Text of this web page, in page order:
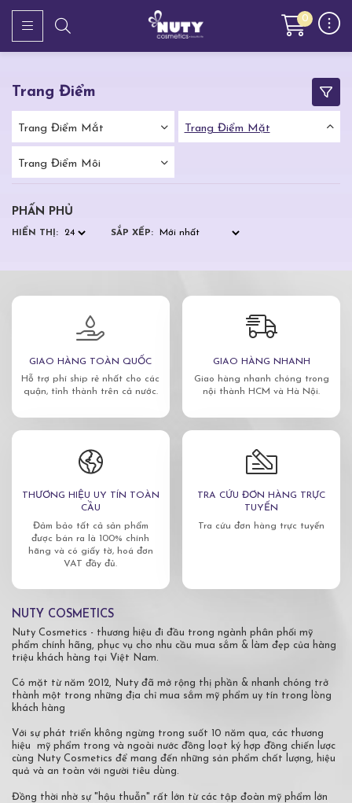
0
Trang Điểm
Trang Điểm Mắt Trang Điểm Mặt
Trang Điểm Môi
PHẤN PHỦ
HIỂN THỊ: SẮP XẾP:
GIAO HÀNG TOÀN QUỐC
Hỗ trợ phí ship rẻ nhất cho các
quận, tỉnh thành trên cả nước.
GIAO HÀNG NHANH
Giao hàng nhanh chóng trong
nội thành HCM và Hà Nội.
THƯƠNG HIỆU UY TÍN TOÀN
CẦU
Đảm bảo tất cả sản phẩm
được bán ra là 100% chính
hãng và có giấy tờ, hoá đơn
VAT đầy đủ.
TRA CỨU ĐƠN HÀNG TRỰC
TUYẾN
Tra cứu đơn hàng trực tuyến
NUTY COSMETICS
Nuty Cosmetics - thương hiệu đi đầu trong ngành phân phối mỹ
phẩm chính hãng, phục vụ cho nhu cầu mua sắm & làm đẹp của hàng
triệu khách hàng tại Việt Nam.
Có mặt từ năm 2012, Nuty đã mở rộng thị phần & nhanh chóng trở
thành một trong những địa chỉ mua sắm mỹ phẩm uy tín trong lòng
khách hàng
Với sự phát triển không ngừng trong suốt 10 năm qua, các thương
hiệu mỹ phẩm trong và ngoài nước đồng loạt ký hợp đồng chiến lược
cùng Nuty Cosmetics để mang đến những sản phẩm chất lượng, hiệu
quả và an toàn với người tiêu dùng.
Đồng thời nhờ sự "hậu thuẫn" rất lớn từ các tập đoàn mỹ phẩm lớn